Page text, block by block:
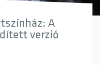
A
verzió